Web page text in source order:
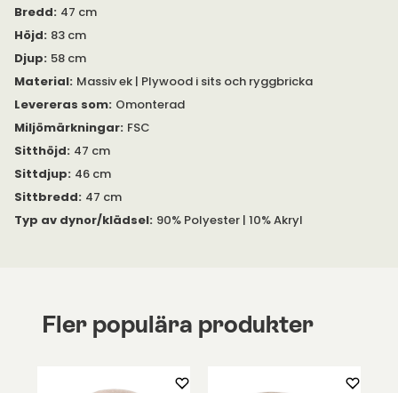
Tjocklek på ben:
Nertill: 2,4x2,7 centimeter
Upptill: 2,4x4,9 centimeter
Bredd: 47 cm
Höjd: 83 cm
Djup: 58 cm
Material: Massiv ek | Plywood i sits och ryggbricka
Levereras som: Omonterad
Miljömärkningar: FSC
Sitthöjd: 47 cm
Sittdjup: 46 cm
Sittbredd: 47 cm
Typ av dynor/klädsel: 90% Polyester | 10% Akryl
Fler populära produkter